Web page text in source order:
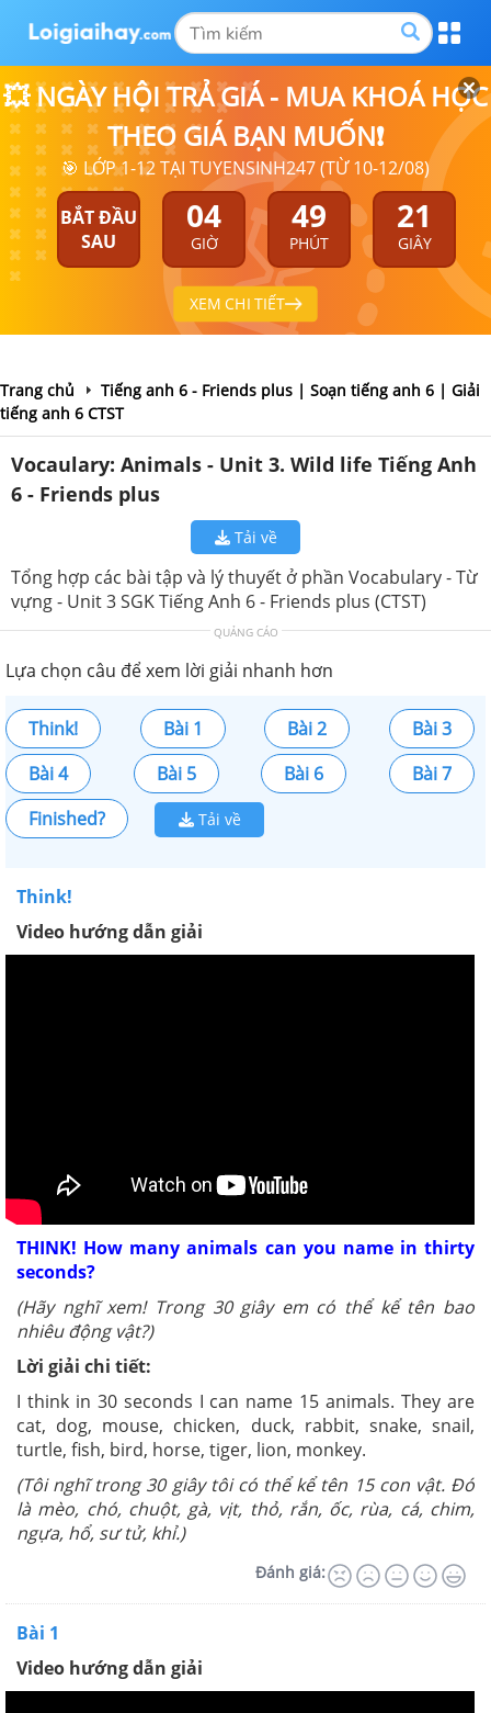
💥 NGÀY HỘI TRẢ GIÁ - MUA KHOÁ HỌC
THEO GIÁ BẠN MUỐN❗
🎯 LỚP 1-12 TẠI TUYENSINH247 (TỪ 10-12/08)
BẮT ĐẦU
SAU
04
GIỜ
49
PHÚT
20
GIÂY
XEM CHI TIẾT
Trang chủ
Tiếng anh 6 - Friends plus | Soạn tiếng anh 6 | Giải
tiếng anh 6 CTST
Vocaulary: Animals - Unit 3. Wild life Tiếng Anh
6 - Friends plus
Tải về
Tổng hợp các bài tập và lý thuyết ở phần Vocabulary - Từ
vựng - Unit 3 SGK Tiếng Anh 6 - Friends plus (CTST)
QUẢNG CÁO
Lựa chọn câu để xem lời giải nhanh hơn
Think! Bài 1 Bài 2
Bài 3
Bài 4
Bài 5 Bài 6
Bài 7
Finished?
Tải về
Think!
Video hướng dẫn giải
THINK! How many animals can you name in thirty
seconds?
(Hãy nghĩ xem! Trong 30 giây em có thể kể tên bao
nhiêu động vật?)
Lời giải chi tiết:
I think in 30 seconds I can name 15 animals. They are
cat, dog, mouse, chicken, duck, rabbit, snake, snail,
turtle, fish, bird, horse, tiger, lion, monkey.
(Tôi nghĩ trong 30 giây tôi có thể kể tên 15 con vật. Đó
là mèo, chó, chuột, gà, vịt, thỏ, rắn, ốc, rùa, cá, chim,
ngựa, hổ, sư tử, khỉ.)
Đánh giá:
Bài 1
Video hướng dẫn giải